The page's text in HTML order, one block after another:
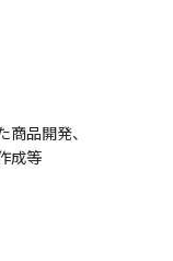
品開発、
成等